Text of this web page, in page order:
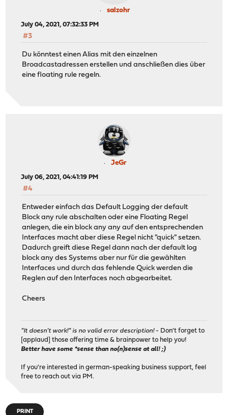
salzohr
July 04, 2021, 07:32:33 PM
#3
Du könntest einen Alias mit den einzelnen
Broadcastadressen erstellen und anschließen dies über
eine floating rule regeln.
JeGr
July 06, 2021, 04:41:19 PM
#4
Entweder einfach das Default Logging der default
Block any rule abschalten oder eine Floating Regel
anlegen, die ein block any any auf den entsprechenden
Interfaces macht aber diese Regel nicht "quick" setzen.
Dadurch greift diese Regel dann nach der default log
block any des Systems aber nur für die gewählten
Interfaces und durch das fehlende Quick werden die
Reglen auf den Interfaces noch abgearbeitet.
Cheers
"It doesn't work!" is no valid error description!- Don't forget to
[applaud] those offering time & brainpower to help you!
Better have some *sense than no(n)sense at all! ;)
If you're interested in german-speaking business support, feel
free to reach out via PM.
PRINT